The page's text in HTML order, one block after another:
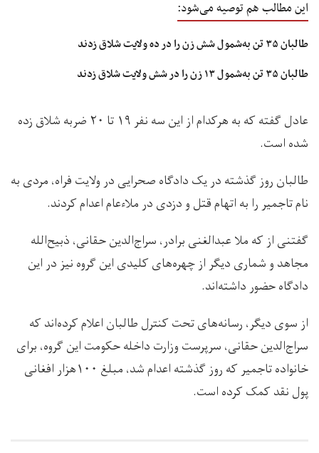
این مطالب هم توصیه می‌شود:
طالبان ۳۵ تن به‌شمول شش زن را در ده ولایت شلاق زدند
طالبان ۳۵ تن به‌شمول ۱۳ زن را در شش ولایت شلاق زدند
عادل گفته که به هرکدام از این سه نفر ۱۹ تا ۲۰ ضربه شلاق زده
شده است.
طالبان روز گذشته در یک دادگاه صحرایی در ولایت فراه، مردی به
نام تاجمیر را به اتهام قتل و دزدی در ملاءعام اعدام کردند.
گفتنی از که ملا عبدالغنی برادر، سراج‌الدین حقانی، ذبیح‌الله
مجاهد و شماری دیگر از چهره‌های کلیدی این گروه نیز در این
دادگاه حضور داشته‌اند.
از سوی دیگر، رسانه‌های تحت کنترل طالبان اعلام کرده‌اند که
سراج‌الدین حقانی، سرپرست وزارت داخله حکومت این گروه، برای
خانواده تاجمیر که روز گذشته اعدام شد، مبلغ ۱۰۰هزار افغانی
پول نقد کمک کرده است.